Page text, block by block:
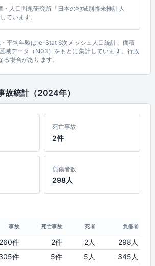
・人口問題研究所「日本の地域別将来推計人
ています。
平均年齢は e-Stat 6次メッシュ人口統計、面積
域データ（N03）をもとに集計しています。行政
場合があります。
故統計（2024年）
死亡事故
2件
負傷者数
298人
事故 死亡事故 死者 負傷者
260件 2件 2人
298人
件 5件 5人
345人